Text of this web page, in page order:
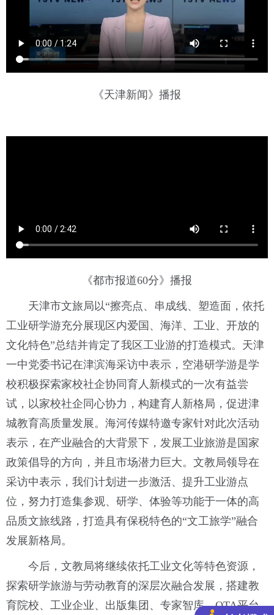
《天津新闻》播报
《都市报道60分》播报
天津市文旅局以“擦亮点、串成线、塑造面，依托
工业研学游充分展现区内爱国、海洋、工业、开放的
文化特色”总结并肯定了我区工业游的打造模式。天津
一中党委书记在津滨海采访中表示，空港研学游是学
校积极探索家校社企协同育人新模式的一次有益尝
试，以家校社企同心协力，构建育人新格局，促进津
城教育高质量发展。海河传媒特邀专家针对此次活动
表示，在产业融合的大背景下，发展工业旅游是国家
政策倡导的方向，并且市场潜力巨大。文教局领导在
采访中表示，我们计划进一步激活、提升工业游点
位，努力打造集参观、研学、体验等功能于一体的高
品质文旅线路，打造具有保税特色的“文工旅学”融合
发展新格局。
今后，文教局将继续依托工业文化等特色资源，
探索研学旅游与劳动教育的深层次融合发展，搭建教
育院校、工业企业、出版集团、专家智库、OTA平台